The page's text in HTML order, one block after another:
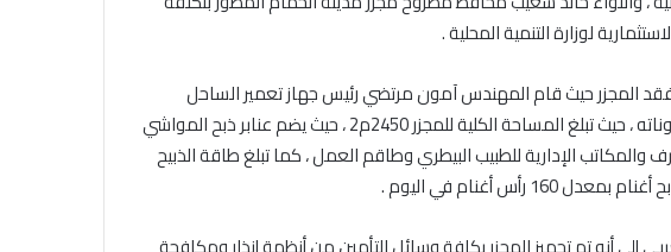
المجزر حيث قام المهندس آمون مرتضي رئيس جهاز تعمير الساحل
الشمالى الغربى بعرض تفاصيل المشروع و مكوناته ، حيث تبلغ المساحة الكلية للمجزر 2450م2 ، حيث يضم عنابر ذبح المواشي
والمكاتب الإدارية للطبيب البيطري وطاقم العمل ، كما تبلغ طاقة الذبيح
(البحوث
الإيمانيَّة
والأخلاقيَّة
حجر
أساس
المجتمعي